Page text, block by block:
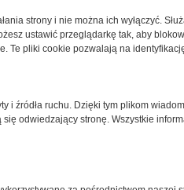
O NAS
strony i nie można ich wyłączyć.
ustawić przeglądarkę tak, aby
Te pliki cookie pozwalają na
i źródła ruchu. Dzięki tym plikom
odwiedzający stronę. Wszystkie